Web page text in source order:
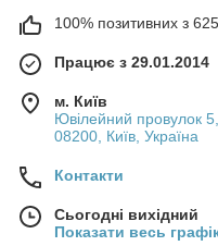
100% позитивних з 625
Працює з 29.01.2014
м. Київ
Ювілейний провулок
08200, Київ, Україна
Контакти
Сьогодні вихідний
Показати весь